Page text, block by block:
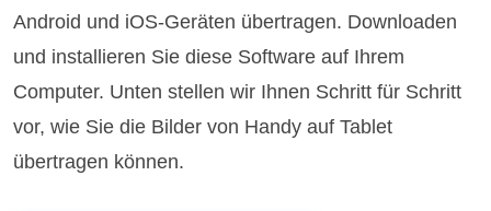
Android und iOS-Geräten übertragen. Downloaden
und installieren Sie diese Software auf Ihrem
Computer. Unten stellen wir Ihnen Schritt für Schritt
vor, wie Sie die Bilder von Handy auf Tablet
übertragen können.